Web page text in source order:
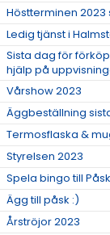
Höstterminen
Ledig tjänst i
Sista dag för
hjälp på
Vårshow 2023
Äggbeställning
Termosflaska &
Styrelsen 2023
Spela bingo till
Ägg till påsk :)
Årströjor 2023